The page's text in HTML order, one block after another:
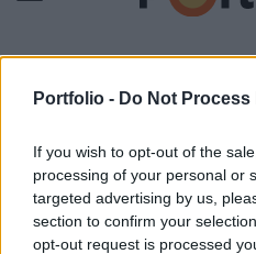
Portfolio - Do Not
If you wish to opt-out of the
processing of your personal or
targeted advertising by us,
section to confirm your
opt-out request is processed
diplomatáit
2022. március 29. 16:57